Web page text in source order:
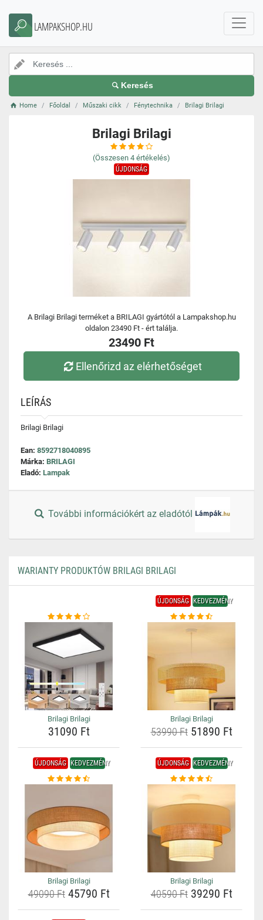
LAMPAKSHOP.HU
Keresés
Home Főoldal Műszaki cikk Fénytechnika Brilagi Brilagi
Brilagi Brilagi
(Összesen 4 értékelés)
ÚJDONSÁG
A Brilagi Brilagi terméket a BRILAGI gyártótól a Lampakshop.hu
oldalon 23490 Ft - ért találja.
23490 Ft
Ellenőrizd az elérhetőséget
LEÍRÁS
Brilagi Brilagi
Ean: 8592718040895
Márka: BRILAGI
Eladó: Lampak
További információkért az eladótól
WARIANTY PRODUKTÓW BRILAGI BRILAGI
Brilagi Brilagi
31090 Ft
ÚJDONSÁG KEDVEZMÉNY
Brilagi Brilagi
53990 Ft51890 Ft
ÚJDONSÁG KEDVEZMÉNY
Brilagi Brilagi
49090 Ft45790 Ft
ÚJDONSÁG KEDVEZMÉNY
Brilagi Brilagi
40590 Ft39290 Ft